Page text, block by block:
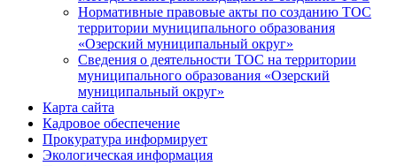
Нормативные правовые акты по созданию ТОС
территории муниципального образования
«Озерский муниципальный округ»
Сведения о деятельности ТОС на территории
муниципального образования «Озерский
муниципальный округ»
Карта сайта
Кадровое обеспечение
Прокуратура информирует
Экологическая информация